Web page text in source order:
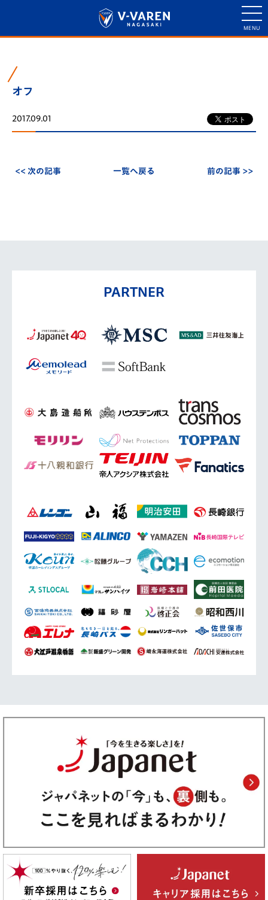
オフ
2017.09.01
<< 次の記事 一覧へ戻る 前の記事 >>
PARTNER